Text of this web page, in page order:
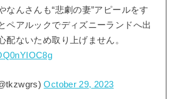
なんさんも“悲劇の妻”アピールをす
ペアルックでディズニーランドへ出
配ないため取り上げません。
October 29, 2023